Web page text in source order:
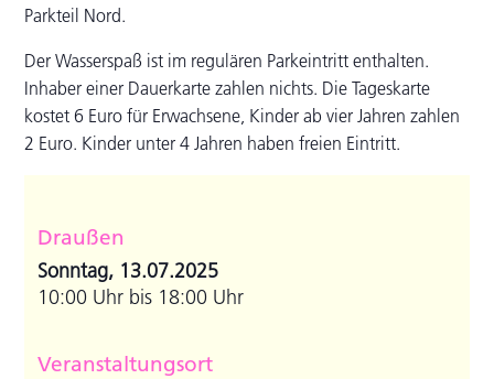
Parkteil Nord.
Der Wasserspaß ist im regulären Parkeintritt enthalten.
Inhaber einer Dauerkarte zahlen nichts. Die Tageskarte
kostet 6 Euro für Erwachsene, Kinder ab vier Jahren zahlen
2 Euro. Kinder unter 4 Jahren haben freien Eintritt.
Draußen
Sonntag, 13.07.2025
10:00 Uhr bis 18:00 Uhr
Veranstaltungsort